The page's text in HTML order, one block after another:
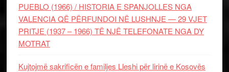
PUEBLO (1966) / HISTORIA E SPANJOLLES NGA
VALENCIA QË PËRFUNDOI NË LUSHNJE — 29 VJET
PRITJE (1937 – 1966) TË NJË TELEFONATE NGA DY
MOTRAT
Kujtojmë sakrificën e familjes Lleshi për lirinë e Kosovës